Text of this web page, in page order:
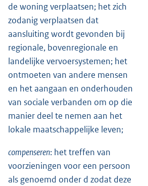
de woning verplaatsen; het zich
zodanig verplaatsen dat
aansluiting wordt gevonden bij
regionale, bovenregionale en
landelijke vervoersystemen; het
ontmoeten van andere mensen
en het aangaan en onderhouden
van sociale verbanden om op die
manier deel te nemen aan het
lokale maatschappelijke leven;
compenseren: het treffen van
voorzieningen voor een persoon
als genoemd onder d zodat deze